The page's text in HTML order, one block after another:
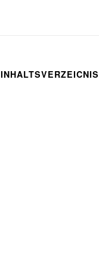
INHALTSVERZEICNIS